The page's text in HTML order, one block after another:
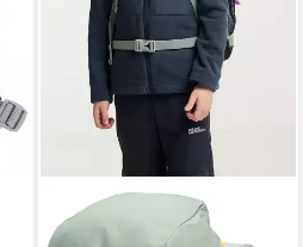
JACK WOLFSKIN
Kinderrucksack KIDS